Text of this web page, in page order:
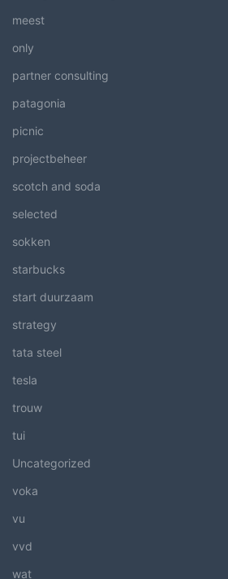
meest
only
partner consulting
patagonia
picnic
projectbeheer
scotch and soda
selected
sokken
starbucks
start duurzaam
strategy
tata steel
tesla
trouw
tui
Uncategorized
voka
vu
vvd
wat